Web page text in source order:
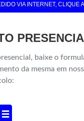
VIA INTERNET, CLIQUE
baixe o
da mesma em